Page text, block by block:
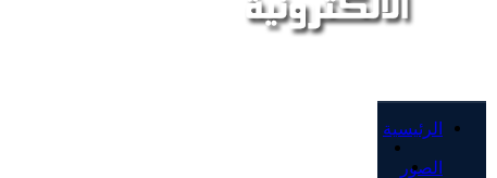
الرئيسية
الصور